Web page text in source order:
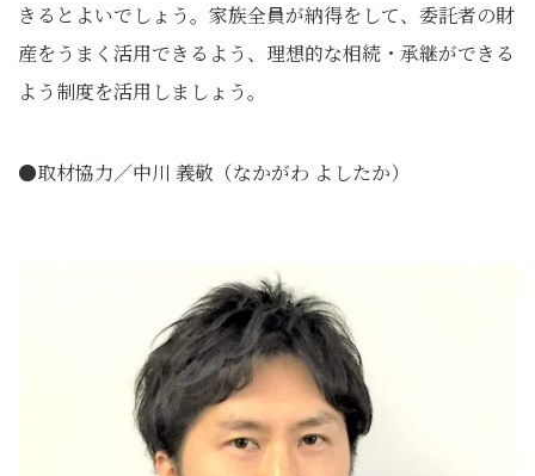
きるとよいでしょう。家族全員が納得をして、委託者の財
産をうまく活用できるよう、理想的な相続・承継ができる
よう制度を活用しましょう。
●取材協力／中川 義敬（なかがわ よしたか）